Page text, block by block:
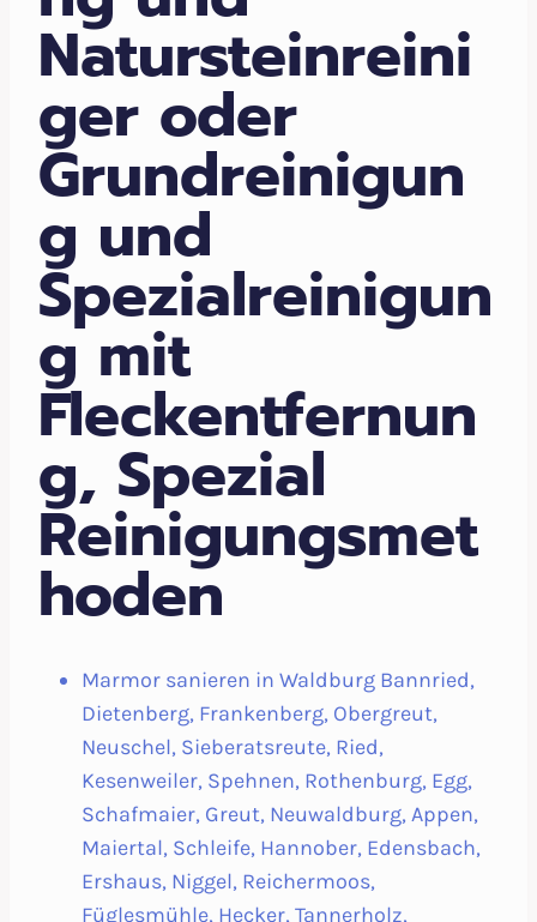
Natursteinreini
ger oder
Grundreinigun
g und
Spezialreinigun
g mit
Fleckentfernun
g, Spezial
Reinigungsmet
hoden
Marmor sanieren in Waldburg Bannried,
Dietenberg, Frankenberg, Obergreut,
Neuschel, Sieberatsreute, Ried,
Kesenweiler, Spehnen, Rothenburg, Egg,
Schafmaier, Greut, Neuwaldburg, Appen,
Maiertal, Schleife, Hannober, Edensbach,
Ershaus, Niggel, Reichermoos,
Füglesmühle, Hecker, Tannerholz,